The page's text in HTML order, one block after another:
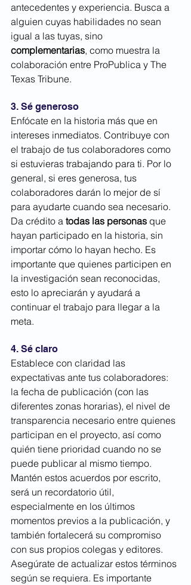
antecedentes y experiencia. Busca a
alguien cuyas habilidades no sean
igual a las tuyas, sino
complementarias, como muestra la
colaboración entre ProPublica y The
Texas Tribune.
3. Sé generoso
Enfócate en la historia más que en
intereses inmediatos. Contribuye con
el trabajo de tus colaboradores como
si estuvieras trabajando para ti. Por lo
general, si eres generosa, tus
colaboradores darán lo mejor de sí
para ayudarte cuando sea necesario.
Da crédito a todas las personas que
hayan participado en la historia, sin
importar cómo lo hayan hecho. Es
importante que quienes participen en
la investigación sean reconocidas,
esto lo apreciarán y ayudará a
continuar el trabajo para llegar a la
meta.
4. Sé claro
Establece con claridad las
expectativas ante tus colaboradores:
la fecha de publicación (con las
diferentes zonas horarias), el nivel de
transparencia necesario entre quienes
participan en el proyecto, así como
quién tiene prioridad cuando no se
puede publicar al mismo tiempo.
Mantén estos acuerdos por escrito,
será un recordatorio útil,
especialmente en los últimos
momentos previos a la publicación, y
también fortalecerá su compromiso
con sus propios colegas y editores.
Asegúrate de actualizar estos términos
según se requiera. Es importante